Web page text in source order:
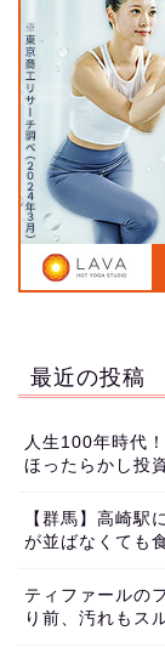
最近の投稿
人生100年時代
ほったらかし投
【群馬】高崎駅
が並ばなくても
ティファールの
り前、汚れもス